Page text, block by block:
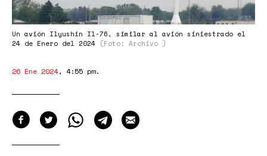
Un avión Ilyushin Il-76, similar al avión siniestrado el
24 de Enero del 2024 (Foto: Archivo )
26 Ene 2024, 4:55 pm.